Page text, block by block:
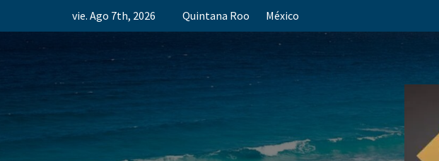
vie. Ago 7th, 2026 Quintana Roo México